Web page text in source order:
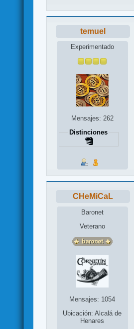
temuel
Experimentado
Mensajes: 262
Distinciones
CHeMiCaL
Baronet
Veterano
Mensajes: 1054
Ubicación: Alcalá de
Henares